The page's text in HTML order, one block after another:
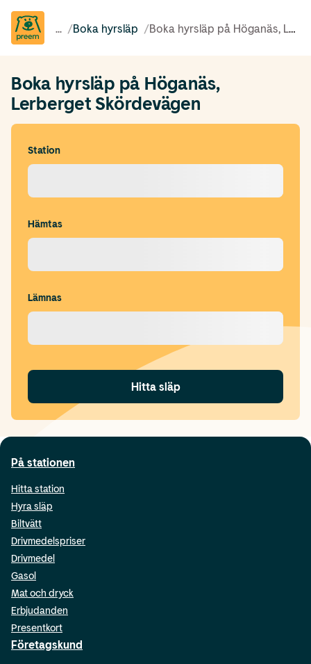
/Boka hyrsläp /
Boka hyrsläp på Höganäs,
Lerberget Skördevägen
Station
Hämtas
Lämnas
Hitta släp
På stationen
Hitta station
Hyra släp
Biltvätt
Drivmedelspriser
Drivmedel
Gasol
Mat och dryck
Erbjudanden
Presentkort
Företagskund